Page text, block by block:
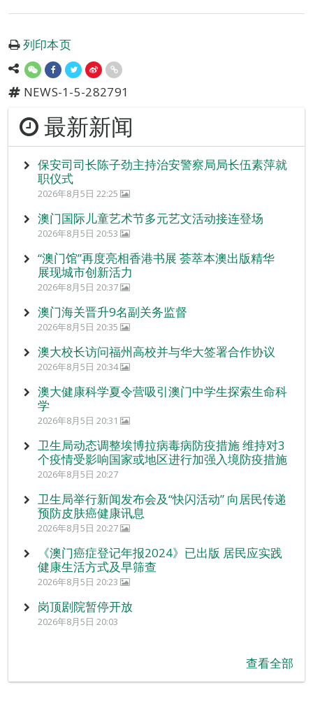
列印本页
NEWS-1-5-282791
最新新闻
保安司司长陈子劲主持治安警察局局长伍素萍就
职仪式
2026年8月5日 22:25
澳门国际儿童艺术节多元艺文活动接连登场
2026年8月5日 20:53
“澳门馆”再度亮相香港书展 荟萃本澳出版精华
展现城市创新活力
2026年8月5日 20:37
澳门海关晋升9名副关务监督
2026年8月5日 20:35
澳大校长访问福州高校并与华大签署合作协议
2026年8月5日 20:34
澳大健康科学夏令营吸引澳门中学生探索生命科
学
2026年8月5日 20:31
卫生局动态调整埃博拉病毒病防疫措施 维持对3
个疫情受影响国家或地区进行加强入境防疫措施
2026年8月5日 20:27
卫生局举行新闻发布会及“快闪活动” 向居民传递
预防皮肤癌健康讯息
2026年8月5日 20:27
《澳门癌症登记年报2024》已出版 居民应实践
健康生活方式及早筛查
2026年8月5日 20:23
岗顶剧院暂停开放
2026年8月5日 20:03
查看全部